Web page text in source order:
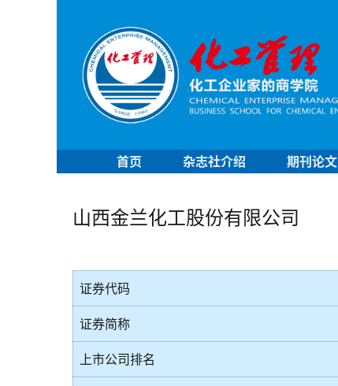
首页 杂志社介绍 期刊论文
山西金兰化工股份有限公司
证券代码
证券简称
上市公司排名